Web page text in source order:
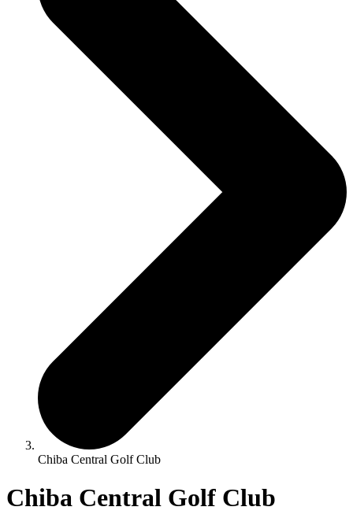
Chiba Central Golf Club
Chiba Central Golf Club